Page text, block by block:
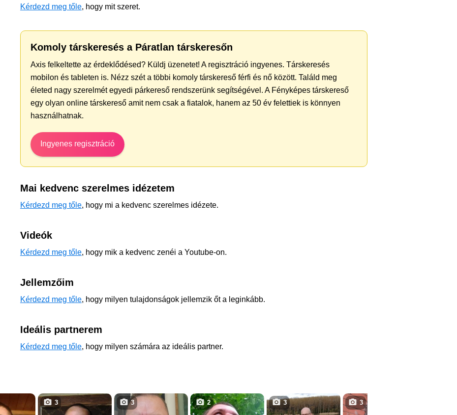
Kérdezd meg tőle, hogy mit szeret.
Komoly társkeresés a Páratlan társkeresőn
Axis felkeltette az érdeklődésed? Küldj üzenetet! A regisztráció ingyenes. Társkeresés
mobilon és tableten is. Nézz szét a többi komoly társkereső férfi és nő között. Találd meg
életed nagy szerelmét egyedi párkereső rendszerünk segítségével. A Fényképes társkereső
egy olyan online társkereső amit nem csak a fiatalok, hanem az 50 év felettiek is könnyen
használhatnak.
Ingyenes regisztráció
Mai kedvenc szerelmes idézetem
Kérdezd meg tőle, hogy mi a kedvenc szerelmes idézete.
Videók
Kérdezd meg tőle, hogy mik a kedvenc zenéi a Youtube-on.
Jellemzőim
Kérdezd meg tőle, hogy milyen tulajdonságok jellemzik őt a leginkább.
Ideális partnerem
Kérdezd meg tőle, hogy milyen számára az ideális partner.
3 3 2 3 3